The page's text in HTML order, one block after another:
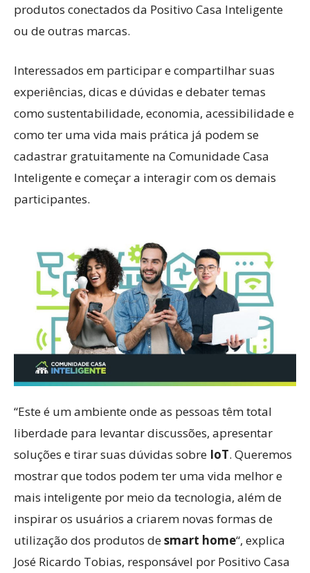
produtos conectados da Positivo Casa Inteligente
ou de outras marcas.
Interessados em participar e compartilhar suas
experiências, dicas e dúvidas e debater temas
como sustentabilidade, economia, acessibilidade e
como ter uma vida mais prática já podem se
cadastrar gratuitamente na Comunidade Casa
Inteligente e começar a interagir com os demais
participantes.
“Este é um ambiente onde as pessoas têm total
liberdade para levantar discussões, apresentar
soluções e tirar suas dúvidas sobre IoT. Queremos
mostrar que todos podem ter uma vida melhor e
mais inteligente por meio da tecnologia, além de
inspirar os usuários a criarem novas formas de
utilização dos produtos desmart home“, explica
José Ricardo Tobias, responsável por Positivo Casa